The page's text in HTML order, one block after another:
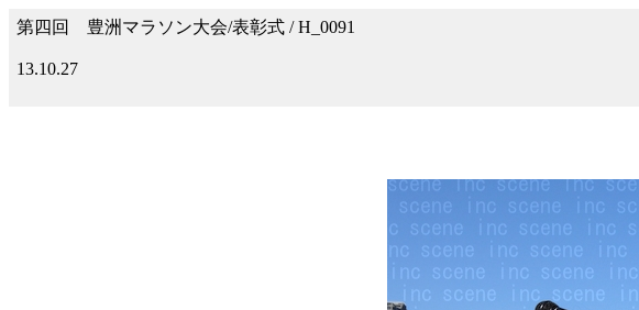
第四回 豊洲マラソン大会/表彰式 / H_0091
13.10.27